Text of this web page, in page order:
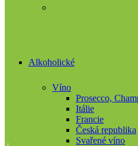
Alkoholické
Víno
Prosecco,
Itálie
Francie
Česká republika
Svařené víno